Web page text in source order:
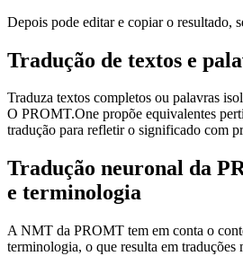
Depois pode editar e copiar o resultado,
Tradução de textos e
Traduza textos completos ou palavras
O PROMT.One propõe equivalentes
tradução para refletir o significado com
Tradução neuronal da
e terminologia
A NMT da PROMT tem em conta o
terminologia, o que resulta em traduções